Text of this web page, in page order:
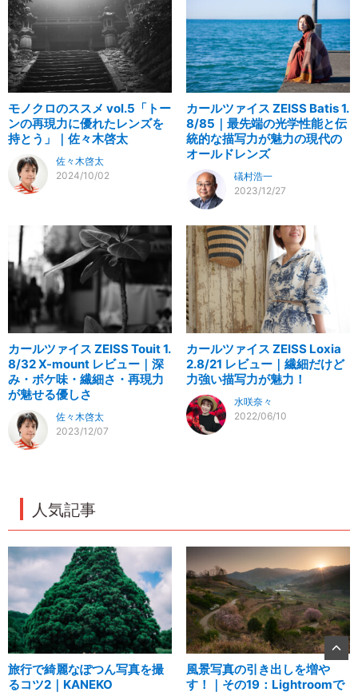
モノクロのススメ vol.5「トー
ンの再現力に優れたレンズを
持とう」｜佐々木啓太
佐々木啓太
2024/10/02
カールツァイス ZEISS Batis 1.
8/85｜最先端の光学性能と伝
統的な描写力が魅力の現代の
オールドレンズ
礒村浩一
2023/12/27
カールツァイス ZEISS Touit 1.
8/32 X-mount レビュー｜深
み・ボケ味・繊細さ・再現力
が魅せる優しさ
佐々木啓太
2023/12/07
カールツァイス ZEISS Loxia
2.8/21 レビュー｜繊細だけど
力強い描写力が魅力！
水咲奈々
2022/06/10
人気記事
旅行で綺麗なぽつん写真を撮
るコツ2｜KANEKO
風景写真の引き出しを増や
す！｜その19：Lightroomで